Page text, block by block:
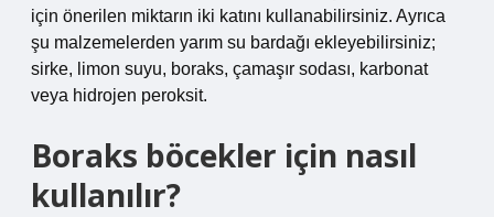
için önerilen miktarın iki katını kullanabilirsiniz. Ayrıca
şu malzemelerden yarım su bardağı ekleyebilirsiniz;
sirke, limon suyu, boraks, çamaşır sodası, karbonat
veya hidrojen peroksit.
Boraks böcekler için nasıl
kullanılır?